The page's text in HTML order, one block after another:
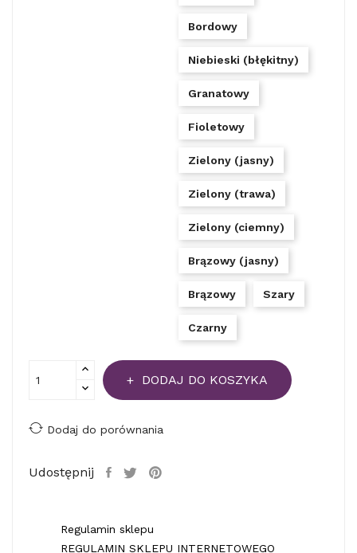
Bordowy
Niebieski (błękitny)
Granatowy
Fioletowy
Zielony (jasny)
Zielony (trawa)
Zielony (ciemny)
Brązowy (jasny)
Brązowy Szary
Czarny
DODAJ DO KOSZYKA
Dodaj do porównania
Udostępnij
Regulamin sklepu
REGULAMIN SKLEPU INTERNETOWEGO